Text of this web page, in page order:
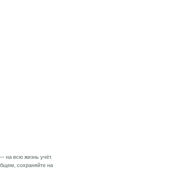
на всю жизнь учёт.
сохраняйте на